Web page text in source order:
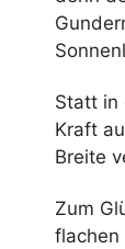
Statt in
Kraft
Breite
Zum
flachen